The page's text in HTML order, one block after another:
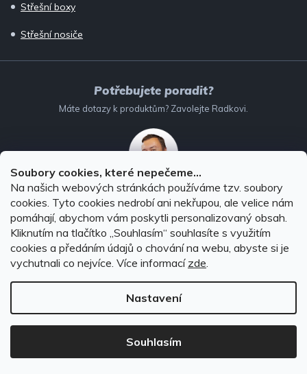
Soubory cookies, které nepečeme...
Na našich webových stránkách používáme tzv. soubory
cookies. Tyto cookies nedrobí ani nekřupou, ale velice nám
pomáhají, abychom vám poskytli personalizovaný obsah.
Kliknutím na tlačítko ,,Souhlasím“ souhlasíte s využitím
cookies a předáním údajů o chování na webu, abyste si je
vychutnali co nejvíce. Více informací zde.
Nastavení
Souhlasím
Střešní boxy
Střešní nosiče
Potřebujete poradit?
Máte dotazy k produktům? Zavolejte Radkovi.
732 147 896 (Po–Pá: 8–16:00)
info@autodoplnky-obchod.cz
Vytvořil Shoptet Premium
Copyright 2026Autodoplňky-obchod.cz. Všechna práva
vyhrazena.